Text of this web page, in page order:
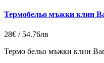
Термобельо мъжки клин
28€ / 54.76лв
Термо бельо мъжки клин